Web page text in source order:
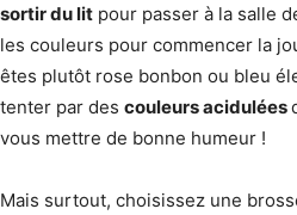
sortir du lit pour passer à la salle
les couleurs pour commencer la
êtes plutôt rose bonbon ou bleu
tenter par des couleurs acidulées
vous mettre de bonne humeur !
Mais surtout, choisissez une